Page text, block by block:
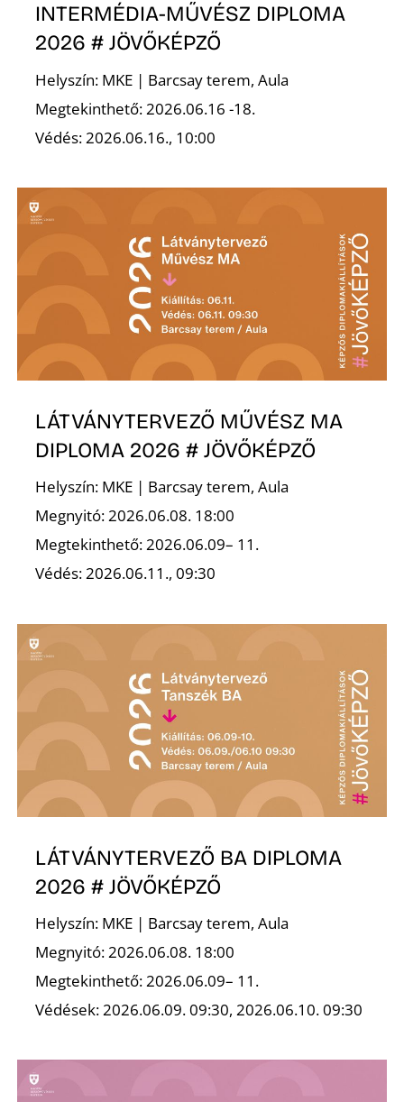
INTERMÉDIA-MŰVÉSZ DIPLOMA
2026 # JÖVŐKÉPZŐ
Helyszín: MKE | Barcsay terem, Aula
Megtekinthető: 2026.06.16 -18.
Védés: 2026.06.16., 10:00
LÁTVÁNYTERVEZŐ MŰVÉSZ MA
DIPLOMA 2026 # JÖVŐKÉPZŐ
Helyszín: MKE | Barcsay terem, Aula
Megnyitó: 2026.06.08. 18:00
Megtekinthető: 2026.06.09– 11.
Védés: 2026.06.11., 09:30
LÁTVÁNYTERVEZŐ BA DIPLOMA
2026 # JÖVŐKÉPZŐ
Helyszín: MKE | Barcsay terem, Aula
Megnyitó: 2026.06.08. 18:00
Megtekinthető: 2026.06.09– 11.
Védések: 2026.06.09. 09:30, 2026.06.10. 09:30